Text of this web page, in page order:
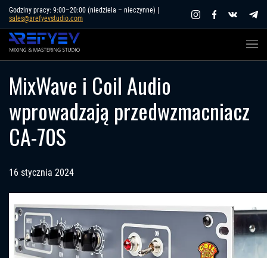
Skip
content
Godziny pracy: 9:00–20:00 (niedziela – nieczynne) |
sales@arefyevstudio.com
MixWave i Coil Audio
wprowadzają przedwzmacniacz
CA-70S
16 stycznia 2024